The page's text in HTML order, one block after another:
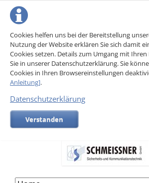
Cookies helfen uns bei der Bereitstellung
Nutzung der Website erklären Sie sich damit
Cookies setzen. Details zum Umgang mit
Sie in unserer Datenschutzerklärung. Sie
Cookies in Ihren Browsereinstellungen
Anleitung].
Datenschutzerklärung
Verstanden